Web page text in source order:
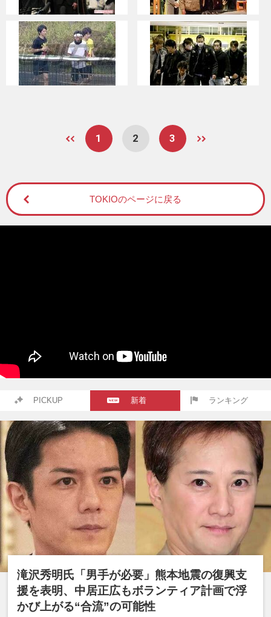
1 2 3
TOKIOのページに戻る
PICKUP 新着 ランキング
滝沢秀明氏「男手が必要」熊本地震の復興支
援を表明、中居正広もボランティア計画で浮
かび上がる“合流”の可能性